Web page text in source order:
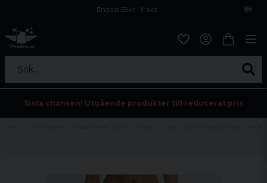
Endast 59kr i frakt
Sök...
Sista chansen! Utgående produkter till reducerat pris